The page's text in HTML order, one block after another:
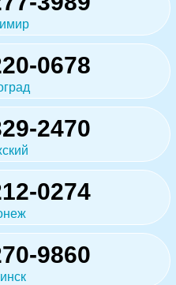
0678
2470
0274
9860